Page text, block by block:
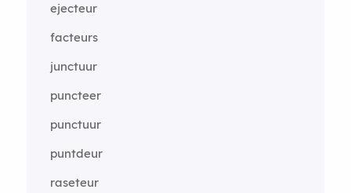
ejecteur
facteurs
junctuur
puncteer
punctuur
puntdeur
raseteur